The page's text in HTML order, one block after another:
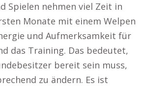
Spielen nehmen viel Zeit in
Monate mit einem Welpen
und Aufmerksamkeit für
das Training. Das bedeutet,
bereit sein muss,
zu ändern. Es ist